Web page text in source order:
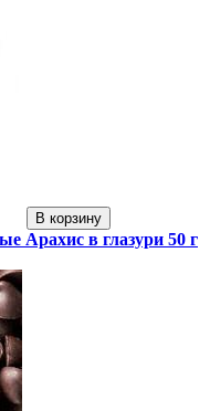
В корзину
Арахис в глазури 50 г